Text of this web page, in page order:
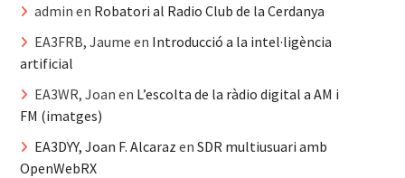
admin en Robatori al Radio Club de la Cerdanya
EA3FRB, Jaume en Introducció a la intel·ligència
artificial
EA3WR, Joan en L’escolta de la ràdio digital a AM i
FM (imatges)
EA3DYY, Joan F. Alcaraz en SDR multiusuari amb
OpenWebRX